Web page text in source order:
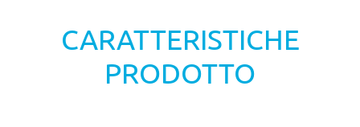
CARATTERISTICHE
PRODOTTO